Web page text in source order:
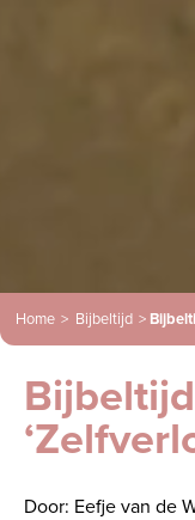
Home > Bijbeltijd >
Door: Eefje van de